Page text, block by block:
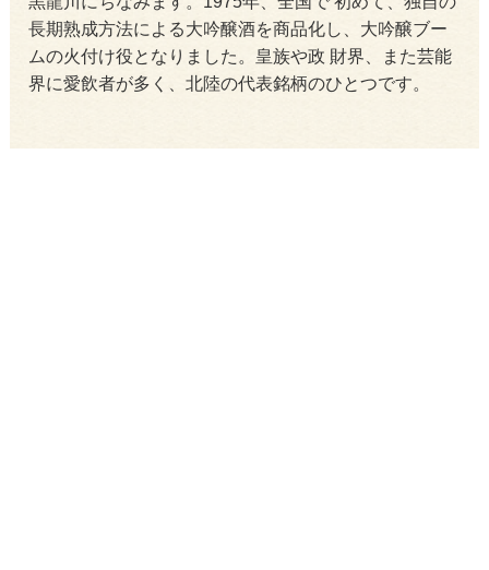
長期熟成方法による大吟醸酒を商品化し、大吟醸ブー
ムの火付け役となりました。皇族や政 財界、また芸能
界に愛飲者が多く、北陸の代表銘柄のひとつです。